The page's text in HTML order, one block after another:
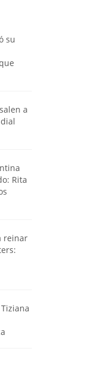
su
a
Rita
reinar